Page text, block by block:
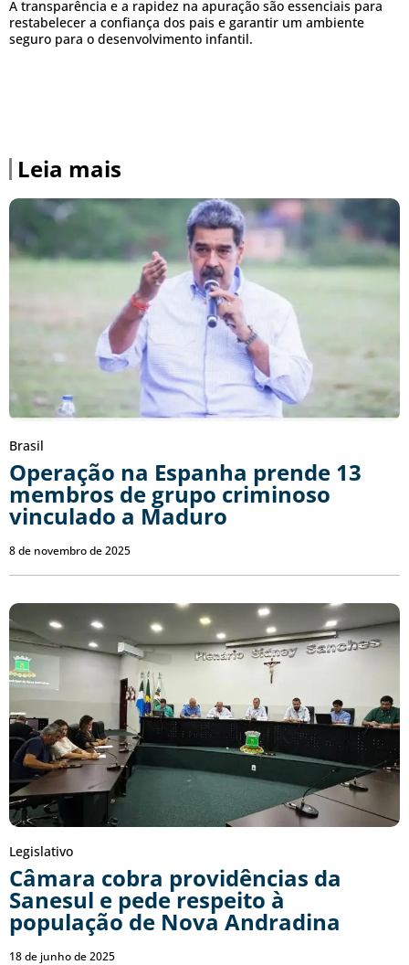
A transparência e a rapidez na apuração são essenciais para
restabelecer a confiança dos pais e garantir um ambiente
seguro para o desenvolvimento infantil.
Leia mais
Brasil
Operação na Espanha prende 13
membros de grupo criminoso
vinculado a Maduro
8 de novembro de 2025
Legislativo
Câmara cobra providências da
Sanesul e pede respeito à
população de Nova Andradina
18 de junho de 2025